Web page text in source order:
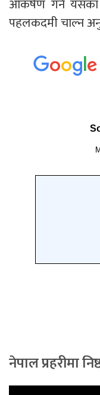
आकर्षण गर्न
पहलकदमी चाल्न
नेपाल प्रहरीमा